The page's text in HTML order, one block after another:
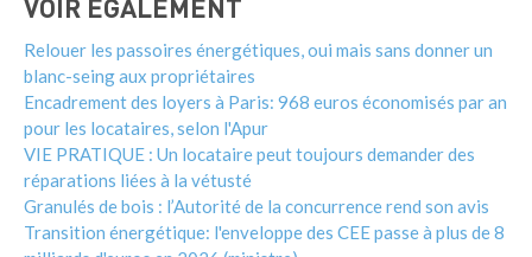
VOIR ÉGALEMENT
Relouer les passoires énergétiques, oui mais sans donner un
blanc-seing aux propriétaires
Encadrement des loyers à Paris: 968 euros économisés par an
pour les locataires, selon l'Apur
VIE PRATIQUE : Un locataire peut toujours demander des
réparations liées à la vétusté
Granulés de bois : l’Autorité de la concurrence rend son avis
Transition énergétique: l'enveloppe des CEE passe à plus de 8